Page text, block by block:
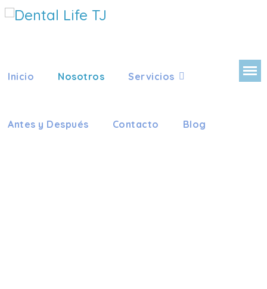
Inicio Nosotros Servicios
Antes y Después Contacto Blog